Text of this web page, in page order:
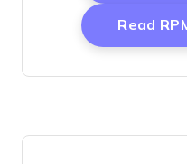
Read